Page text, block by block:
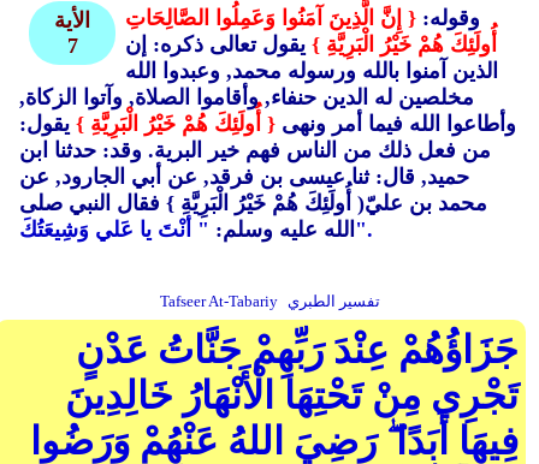
الأية
7
وقوله: { إِنَّ الَّذِينَ آمَنُوا وَعَمِلُوا الصَّالِحَاتِ
أُولَئِكَ هُمْ خَيْرُ الْبَرِيَّةِ } يقول تعالى ذكره: إن
الذين آمنوا بالله ورسوله محمد, وعبدوا الله
مخلصين له الدين حنفاء, وأقاموا الصلاة, وآتوا الزكاة,
وأطاعوا الله فيما أمر ونهى { أُولَئِكَ هُمْ خَيْرُ الْبَرِيَّةِ } يقول:
من فعل ذلك من الناس فهم خير البرية. وقد: حدثنا ابن
حميد, قال: ثنا عيسى بن فرقد, عن أبي الجارود, عن
محمد بن عليّ( أُولَئِكَ هُمْ خَيْرُ الْبَرِيَّةِ } فقال النبي صلى
الله عليه وسلم: " أنْتَ يا عَلي وَشِيعَتُكَ".
Tafseer At-Tabariy تفسير الطبري
جَزَاؤُهُمْ عِنْدَ رَبِّهِمْ جَنَّاتُ عَدْنٍ
تَجْرِي مِنْ تَحْتِهَا الْأَنْهَارُ خَالِدِينَ
فِيهَا أَبَدًا ۖ رَضِيَ اللهُ عَنْهُمْ وَرَضُوا